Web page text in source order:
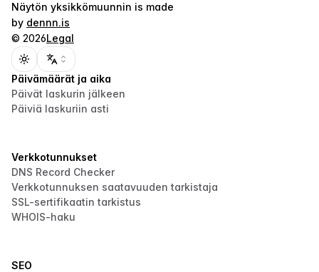
Näytön yksikkömuunnin is made
by dennn.is
© 2026Legal
Toggle theme
Päivämäärät ja aika
Päivät laskurin jälkeen
Päiviä laskuriin asti
Verkkotunnukset
DNS Record Checker
Verkkotunnuksen saatavuuden tarkistaja
SSL-sertifikaatin tarkistus
WHOIS-haku
SEO